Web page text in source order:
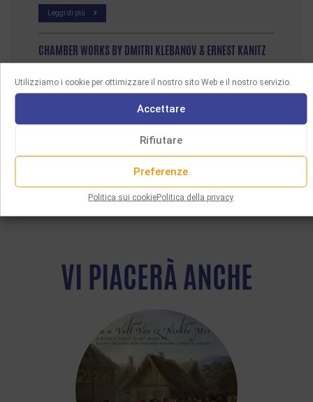
Utilizziamo i cookie per ottimizzare il nostro sito Web e il nostro servizio.
Accettare
Rifiutare
Preferenze
Politica sui cookiePolitica della privacy
Leggi di più
CHAMBER WORKS BY DMITRI KLEBANOV & ERNEST KANITZ
Leggi di più
VI PIACERÀ ANCHE